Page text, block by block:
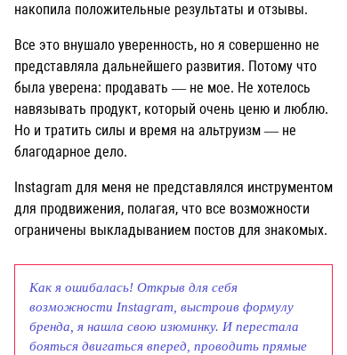
накопила положительные результаты и отзывы.
Все это внушало уверенность, но я совершенно не
представляла дальнейшего развития. Потому что
была уверена: продавать — не мое. Не хотелось
навязывать продукт, который очень ценю и люблю.
Но и тратить силы и время на альтруизм — не
благодарное дело.
Instagram для меня не представлялся инструментом
для продвижения, полагая, что все возможности
ограничены выкладыванием постов для знакомых.
Как я ошибалась! Открыв для себя
возможности Instagram, выстроив формулу
бренда, я нашла свою изюминку. И перестала
бояться двигаться вперед, проводить прямые